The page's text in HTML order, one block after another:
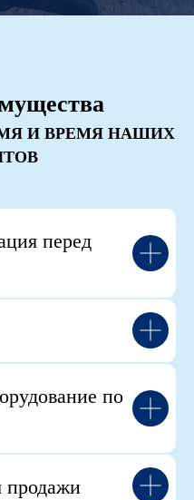
И ВРЕМЯ НАШИХ
перед
по
продажи